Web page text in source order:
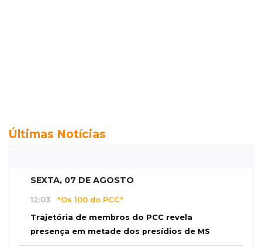
Últimas Notícias
SEXTA, 07 DE AGOSTO
12:03 "Os 100 do PCC"
Trajetória de membros do PCC revela
presença em metade dos presídios de MS